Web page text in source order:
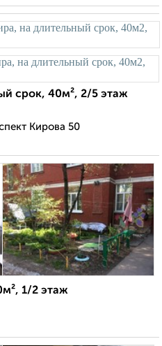
срок, 40м², 2/5 этаж
Кирова 50
1/2 этаж